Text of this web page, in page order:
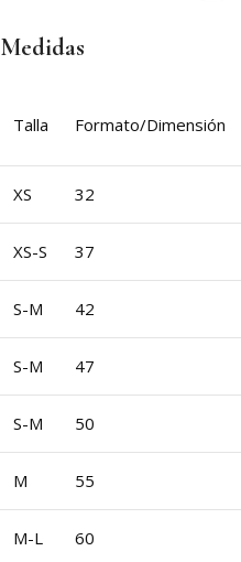
Medidas
Talla Formato/Dimensión
XS 32
XS-S 37
S-M 42
S-M 47
S-M 50
M 55
M-L 60